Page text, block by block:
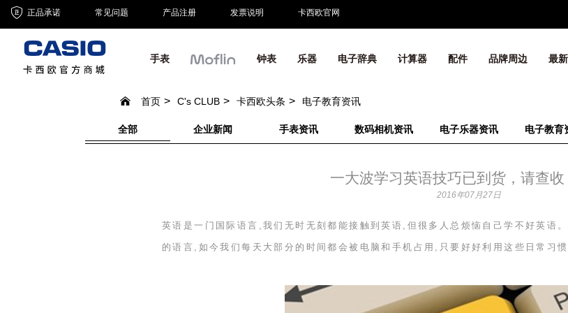
正品承诺 常见问题 产品注册 发票说明 卡西欧官网
手表 钟表 乐器 电子辞典 计算器 配件 品牌周边 最
首页 C's CLUB 卡西欧头条 电子教育资讯
全部 企业新闻 手表资讯 数码相机资讯 电子乐器资讯 电子教育
一大波学习英语技巧已到货，请查收
2016年07月27日
英语是一门国际语言,我们无时无刻都能接触到英语,但很多人总烦恼自己学不好英语。
的语言,如今我们每天大部分的时间都会被电脑和手机占用,只要好好利用这些日常习